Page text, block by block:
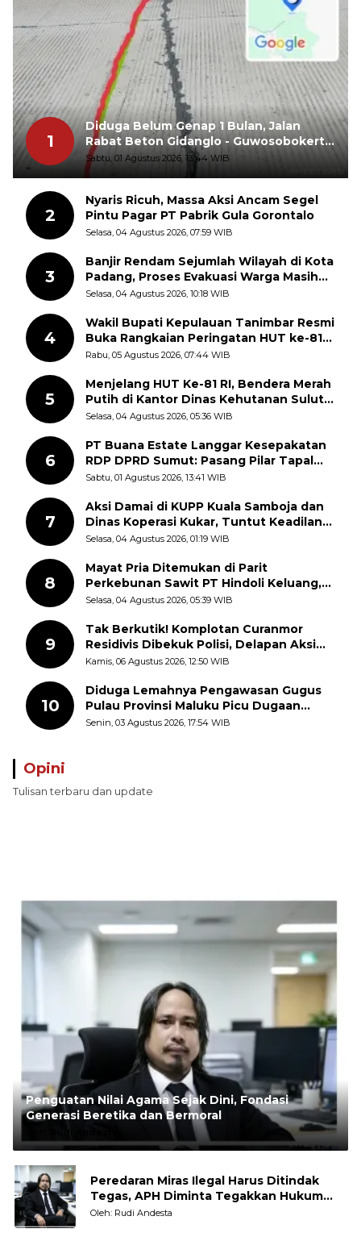
1
Diduga Belum Genap 1 Bulan, Jalan
Rabat Beton Gidanglo - Guwosobokerto
Sudah Pecah
Sabtu, 01 Agustus 2026, 13:44 WIB
2
Nyaris Ricuh, Massa Aksi Ancam Segel
Pintu Pagar PT Pabrik Gula Gorontalo
Selasa, 04 Agustus 2026, 07:59 WIB
3
Banjir Rendam Sejumlah Wilayah di Kota
Padang, Proses Evakuasi Warga Masih
Berlangsung
Selasa, 04 Agustus 2026, 10:18 WIB
4
Wakil Bupati Kepulauan Tanimbar Resmi
Buka Rangkaian Peringatan HUT ke-81
Kemerdekaan RI, ASN Diajak Perkuat
Rabu, 05 Agustus 2026, 07:44 WIB
5
Menjelang HUT Ke-81 RI, Bendera Merah
Putih di Kantor Dinas Kehutanan Sulut
Disorot Warga
Selasa, 04 Agustus 2026, 05:36 WIB
6
PT Buana Estate Langgar Kesepakatan
RDP DPRD Sumut: Pasang Pilar Tapal
Batas Sepihak Tanpa Libatkan
Sabtu, 01 Agustus 2026, 13:41 WIB
7
Aksi Damai di KUPP Kuala Samboja dan
Dinas Koperasi Kukar, Tuntut Keadilan
dan Kesempatan Kerja yang Adil
Selasa, 04 Agustus 2026, 01:19 WIB
8
Mayat Pria Ditemukan di Parit
Perkebunan Sawit PT Hindoli Keluang,
Polisi Selidiki Penyebab Kematian
Selasa, 04 Agustus 2026, 05:39 WIB
9
Tak Berkutik! Komplotan Curanmor
Residivis Dibekuk Polisi, Delapan Aksi
Curanmor Di Candipuro Terungkap
Kamis, 06 Agustus 2026, 12:50 WIB
10
Diduga Lemahnya Pengawasan Gugus
Pulau Provinsi Maluku Picu Dugaan
Pungli terhadap Nelayan Bale-Bale di
Senin, 03 Agustus 2026, 17:54 WIB
Opini
Tulisan terbaru dan update
Penguatan Nilai Agama Sejak Dini, Fondasi
Generasi Beretika dan Bermoral
Rudi Andesta
Peredaran Miras Ilegal Harus Ditindak
Tegas, APH Diminta Tegakkan Hukum
Tanpa Pandang Bulu
Oleh: Rudi Andesta